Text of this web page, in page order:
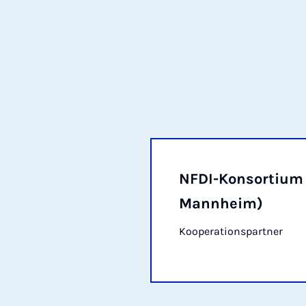
NFDI-Konsortium
Mannheim)
Kooperationspartner